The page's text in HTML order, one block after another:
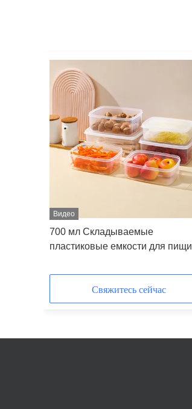
Видео
700 мл Складываемые
пластиковые емкости для пищи
обеда
Свяжитесь сейчас